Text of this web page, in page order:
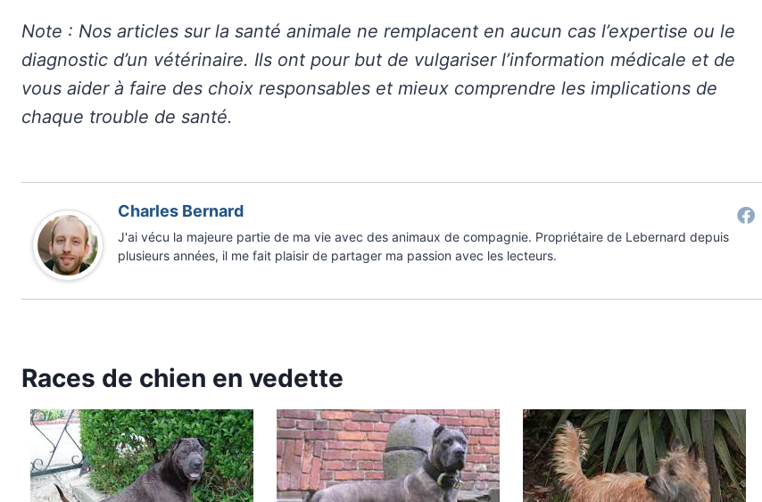
Note : Nos articles sur la santé animale ne remplacent en aucun cas l’expertise ou le
diagnostic d’un vétérinaire. Ils ont pour but de vulgariser l’information médicale et de
vous aider à faire des choix responsables et mieux comprendre les implications de
chaque trouble de santé.
Charles Bernard
J'ai vécu la majeure partie de ma vie avec des animaux de compagnie. Propriétaire de Lebernard depuis
plusieurs années, il me fait plaisir de partager ma passion avec les lecteurs.
Races de chien en vedette